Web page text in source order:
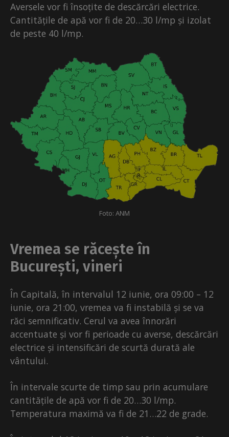
Aversele vor fi însoțite de descărcări electrice.
Cantitățile de apă vor fi de 20…30 l/mp și izolat
de peste 40 l/mp.
Foto: ANM
Vremea se răcește în
București, vineri
În Capitală, în intervalul 12 iunie, ora 09:00 – 12
iunie, ora 21:00, vremea va fi instabilă și se va
răci semnificativ. Cerul va avea înnorări
accentuate și vor fi perioade cu averse, descărcări
electrice și intensificări de scurtă durată ale
vântului.
În intervale scurte de timp sau prin acumulare
cantitățile de apă vor fi de 20…30 l/mp.
Temperatura maximă va fi de 21…22 de grade.